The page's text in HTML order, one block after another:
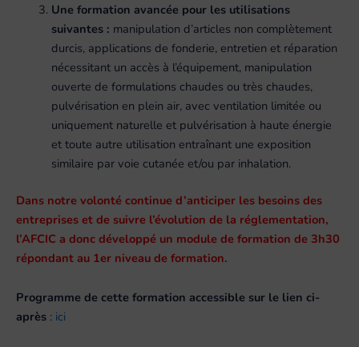
Une formation avancée pour les utilisations
suivantes : manipulation d’articles non complètement
durcis, applications de fonderie, entretien et réparation
nécessitant un accès à l’équipement, manipulation
ouverte de formulations chaudes ou très chaudes,
pulvérisation en plein air, avec ventilation limitée ou
uniquement naturelle et pulvérisation à haute énergie
et toute autre utilisation entraînant une exposition
similaire par voie cutanée et/ou par inhalation.
Dans notre volonté continue d’anticiper les besoins des
entreprises et de suivre l’évolution de la réglementation,
l’AFCIC a donc développé un module de formation de 3h30
répondant au 1er niveau de formation.
Programme de cette formation accessible sur le lien ci-
après : ici